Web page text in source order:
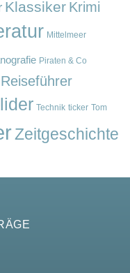
Klassiker Krimi
Mittelmeer
Piraten & Co
Technik ticker Tom
Zeitgeschichte